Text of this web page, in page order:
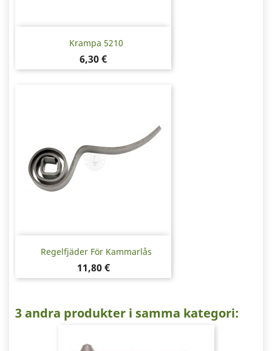
Krampa 5210
Pris
6,30 €
Regelfjäder För Kammarlås
Pris
11,80 €
3 andra produkter i samma kategori: